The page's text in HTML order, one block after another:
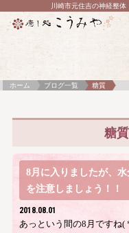
川崎市元住吉の神経整
ホーム ブログ一覧 糖質
糖
8月に入りましたが、
を注意しましょう！！
2018.08.01
あっという間の8月ですね(